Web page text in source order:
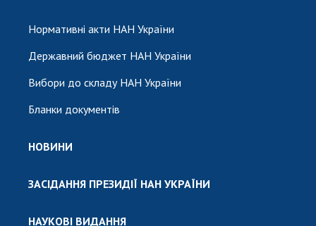
Нормативні акти НАН України
Державний бюджет НАН України
Вибори до складу НАН України
Бланки документів
НОВИНИ
ЗАСІДАННЯ ПРЕЗИДІЇ НАН УКРАЇНИ
НАУКОВІ ВИДАННЯ